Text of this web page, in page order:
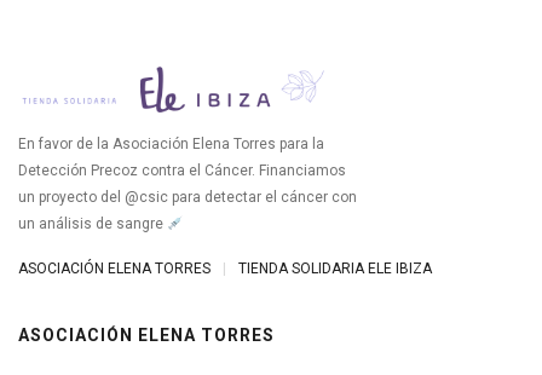
En favor de la Asociación Elena Torres para la
Detección Precoz contra el Cáncer. Financiamos
un proyecto del @csic para detectar el cáncer con
un análisis de sangre
ASOCIACIÓN ELENA TORRES TIENDA SOLIDARIA ELE IBIZA
ASOCIACIÓN ELENA TORRES